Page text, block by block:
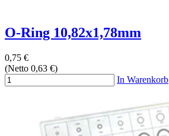
O-Ring 10,82x1,78mm
0,75 €
(Netto 0,63 €)
In Warenkorb